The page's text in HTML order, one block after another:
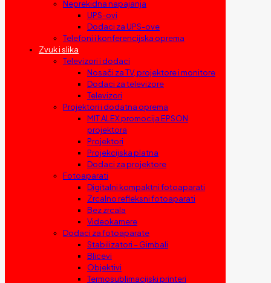
Neprekidna napajanja
UPS-ovi
Dodaci za UPS-ove
Telefoni i konferencijska oprema
Zvuk i slika
Televizori i dodaci
Nosači za TV, projektore i monitore
Dodaci za televizore
Televizori
Projektori i dodatna oprema
MIT ALEX promocija EPSON
projektora
Projektori
Projekcijska platna
Dodaci za projektore
Fotoaparati
Digitalni kompaktni fotoaparati
Zrcalno refleksni fotoaparati
Bez zrcala
Videokamere
Dodaci za fotoaparate
Stabilizatori – Gimbali
Blicevi
Objektivi
Termosublimacijski printeri